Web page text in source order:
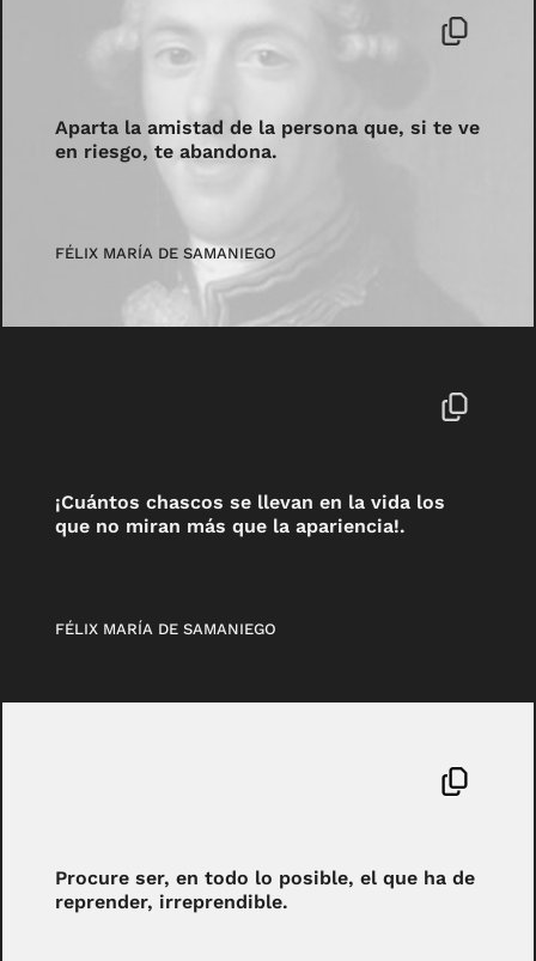
Aparta la amistad de la persona que, si te ve
en riesgo, te abandona.
FÉLIX MARÍA DE SAMANIEGO
¡Cuántos chascos se llevan en la vida los
que no miran más que la apariencia!.
FÉLIX MARÍA DE SAMANIEGO
Procure ser, en todo lo posible, el que ha de
reprender, irreprendible.